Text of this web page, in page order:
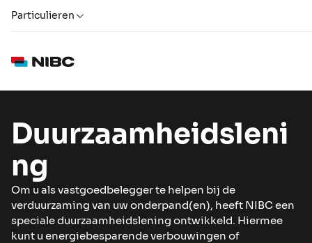
Particulieren
Duurzaamheidsleni
ng
Om u als vastgoedbelegger te helpen bij de
verduurzaming van uw onderpand(en), heeft NIBC een
speciale duurzaamheidslening ontwikkeld. Hiermee
kunt u energiebesparende verbouwingen of